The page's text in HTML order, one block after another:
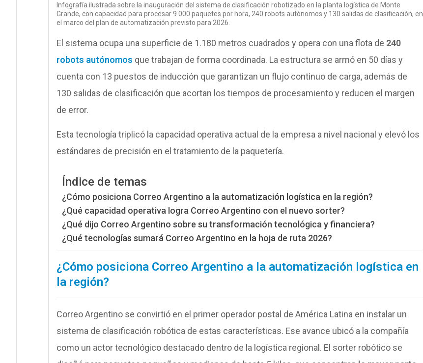
Infografía ilustrada sobre la inauguración del sistema de clasificación robotizado en la planta logística de Monte
Grande, con capacidad para procesar 9.000 paquetes por hora, 240 robots autónomos y 130 salidas de clasificación, en
el marco del plan de automatización previsto para 2026.
El sistema ocupa una superficie de 1.180 metros cuadrados y opera con una flota de 240
robots autónomos que trabajan de forma coordinada. La estructura se armó en 50 días y
cuenta con 13 puestos de inducción que garantizan un flujo continuo de carga, además de
130 salidas de clasificación que acortan los tiempos de procesamiento y reducen el margen
de error.
Esta tecnología triplicó la capacidad operativa actual de la empresa a nivel nacional y elevó los
estándares de precisión en el tratamiento de la paquetería.
Índice de temas
¿Cómo posiciona Correo Argentino a la automatización logística en la región?
¿Qué capacidad operativa logra Correo Argentino con el nuevo sorter?
¿Qué dijo Correo Argentino sobre su transformación tecnológica y financiera?
¿Qué tecnologías sumará Correo Argentino en la hoja de ruta 2026?
¿Cómo posiciona Correo Argentino a la automatización logística en
la región?
Correo Argentino se convirtió en el primer operador postal de América Latina en instalar un
sistema de clasificación robótica de estas características. Ese avance ubicó a la compañía
como un actor tecnológico destacado dentro de la logística regional. El sorter robótico se